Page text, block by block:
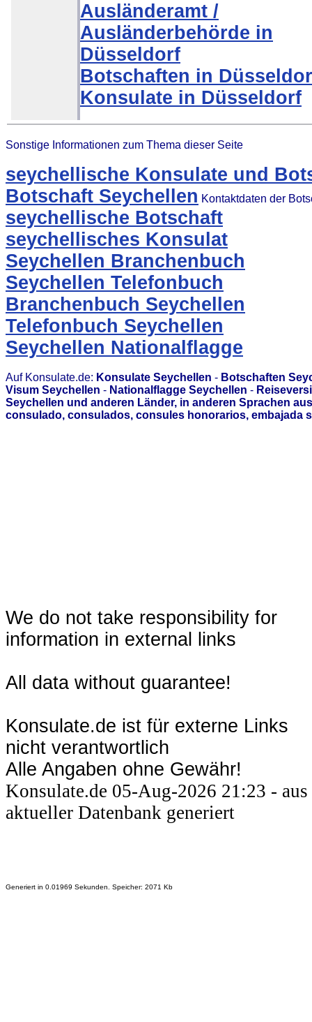
Ausländeramt /
Ausländerbehörde in
Düsseldorf
Botschaften in
Konsulate in Düsseldorf
Sonstige Informationen zum Thema dieser Seite
seychellische Konsulate und
Botschaft Seychellen Kontaktdaten der
seychellische Botschaft
seychellisches Konsulat
Seychellen Branchenbuch
Seychellen Telefonbuch
Branchenbuch Seychellen
Telefonbuch Seychellen
Seychellen Nationalflagge
Auf Konsulate.de: Konsulate Seychellen - Botschaften
Visum Seychellen - Nationalflagge Seychellen -
Seychellen und anderen Länder, in anderen Sprachen
consulado, consulados, consules honorarios, embajada
We do not take responsibility for
information in external links
All data without guarantee!
Konsulate.de ist für externe Links
nicht verantwortlich
Alle Angaben ohne Gewähr!
Konsulate.de 05-Aug-2026 21:23 - aus
aktueller Datenbank generiert
Generiert in 0.01969 Sekunden. Speicher: 2071 Kb